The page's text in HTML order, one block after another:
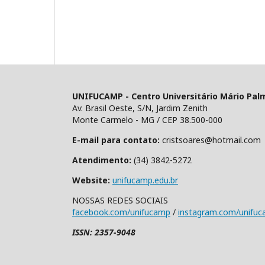
UNIFUCAMP - Centro Universitário Mário
Av. Brasil Oeste, S/N, Jardim Zenith
Monte Carmelo - MG / CEP 38.500-000
E-mail para contato: cristsoares@hotmail.com
Atendimento: (34) 3842-5272
Website: unifucamp.edu.br
NOSSAS REDES SOCIAIS
facebook.com/unifucamp / instagram.com/
ISSN: 2357-9048